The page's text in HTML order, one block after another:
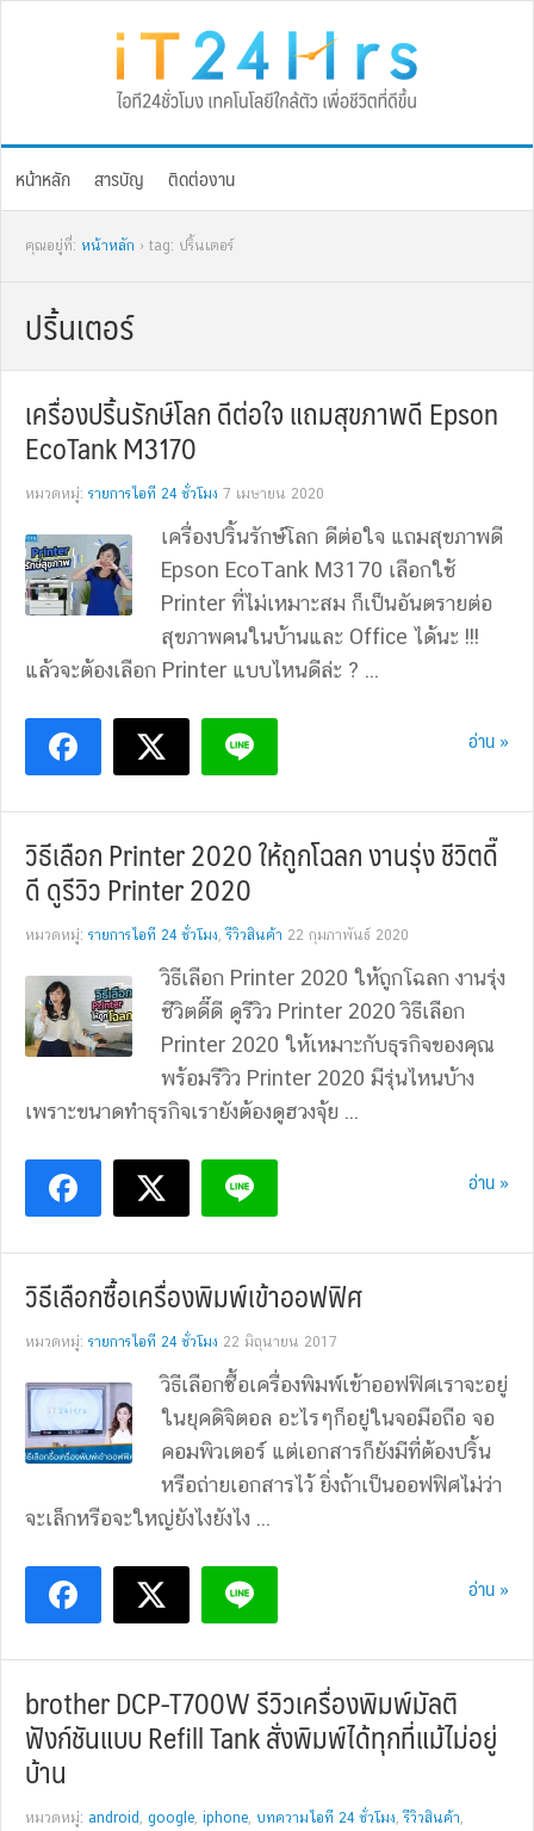
หน้าหลัก สารบัญ ติดต่องาน
คุณอยู่ที่: หน้าหลัก › tag: ปริ้นเตอร์
ปริ้นเตอร์
เครื่องปริ้นรักษ์โลก ดีต่อใจ แถมสุขภาพดี Epson
EcoTank M3170
หมวดหมู่: รายการไอที 24 ชั่วโมง 7 เมษายน 2020
เครื่องปริ้นรักษ์โลก ดีต่อใจ แถมสุขภาพดี
Epson EcoTank M3170 เลือกใช้
Printer ที่ไม่เหมาะสม ก็เป็นอันตรายต่อ
สุขภาพคนในบ้านและ Office ได้นะ !!!
แล้วจะต้องเลือก Printer แบบไหนดีล่ะ ? ...
อ่าน »
วิธีเลือก Printer 2020 ให้ถูกโฉลก งานรุ่ง ชีวิตดี๊
ดี ดูรีวิว Printer 2020
หมวดหมู่: รายการไอที 24 ชั่วโมง,รีวิวสินค้า 22 กุมภาพันธ์ 2020
วิธีเลือก Printer 2020 ให้ถูกโฉลก งานรุ่ง
ชีวิตดี๊ดี ดูรีวิว Printer 2020 วิธีเลือก
Printer 2020 ให้เหมาะกับธุุรกิจของคุณ
พร้อมรีวิว Printer 2020 มีรุ่นไหนบ้าง
เพราะขนาดทำธุรกิจเรายังต้องดูฮวงจุ้ย ...
อ่าน »
วิธีเลือกซื้อเครื่องพิมพ์เข้าออฟฟิศ
หมวดหมู่: รายการไอที 24 ชั่วโมง 22 มิถุนายน 2017
วิธีเลือกซื้อเครื่องพิมพ์เข้าออฟฟิศเราจะอยู่
ในยุคดิจิตอล อะไรๆก็อยู่ในจอมือถือ จอ
คอมพิวเตอร์ แต่เอกสารก็ยังมีที่ต้องปริ้น
หรือถ่ายเอกสารไว้ ยิ่งถ้าเป็นออฟฟิศไม่ว่า
จะเล็กหรือจะใหญ่ยังไงยังไง ...
อ่าน »
brother DCP-T700W รีวิวเครื่องพิมพ์มัลติ
ฟังก์ชันแบบ Refill Tank สั่งพิมพ์ได้ทุกที่แม้ไม่อยู่
บ้าน
หมวดหมู่: android , google, iphone, บทความไอที 24 ชั่วโมง,รีวิวสินค้า,